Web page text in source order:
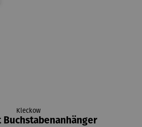
Kleckow